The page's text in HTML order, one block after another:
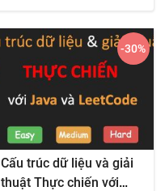
Cấu trúc dữ liệu và giải
thuật Thực chiến với
-30%